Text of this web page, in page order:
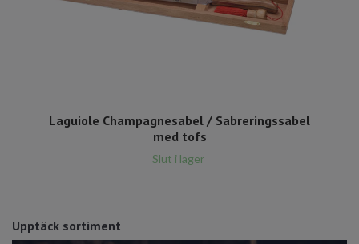
Upptäck sortiment
Laguiole Champagnesabel / Sabreringssabel
med tofs
Slut i lager